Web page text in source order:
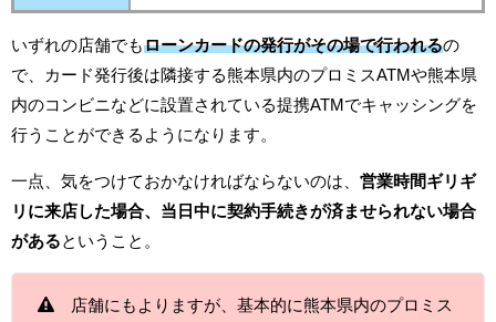
いずれの店舗でもローンカードの発行がその場で行われるの
で、カード発行後は隣接する熊本県内のプロミスATMや熊本県
内のコンビニなどに設置されている提携ATMでキャッシングを
行うことができるようになります。
一点、気をつけておかなければならないのは、 営業時間ギリギ
リに来店した場合、当日中に契約手続きが済ませられない場合
がある ということ。
店舗にもよりますが、基本的に熊本県内のプロミス